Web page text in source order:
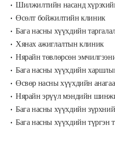
Шилжилтийн насанд
Өсөлт бойжилтийн клиник
Бага насны хүүхдийн
Хянах ажиглалтын клиник
Нярайн төвлөрсөн
Бага насны хүүхдийн
Өсвөр насны хүүхдийн
Нярайн эрүүл мэндийн
Бага насны хүүхдийн
Бага насны хүүхдийн түргэн